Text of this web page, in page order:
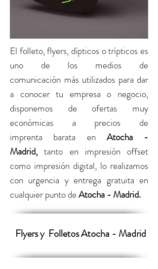
El folleto, flyers, dípticos o trípticos es
uno de los medios de
comunicación más utilizados para dar
a conocer tu empresa o negocio,
disponemos de ofertas muy
económicas a precios de
imprenta barata en Atocha -
Madrid,tanto en impresión offset
como impresión digital, lo realizamos
con urgencia y entrega gratuita en
cualquier punto deAtocha - Madrid.
Flyers y Folletos Atocha - Madrid